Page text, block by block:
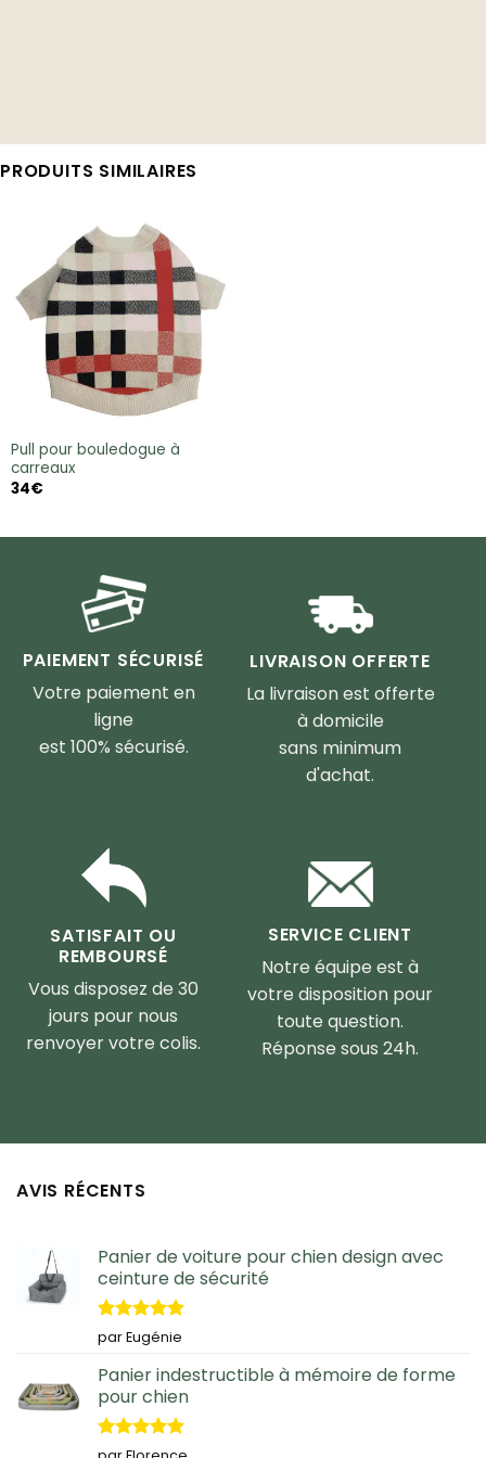
PRODUITS SIMILAIRES
Pull pour bouledogue à
carreaux
34€
PAIEMENT SÉCURISÉ
Votre paiement en
ligne
est 100% sécurisé.
LIVRAISON OFFERTE
La livraison est offerte
à domicile
sans minimum
d'achat.
SATISFAIT OU
REMBOURSÉ
Vous disposez de 30
jours pour nous
renvoyer votre colis.
SERVICE CLIENT
Notre équipe est à
votre disposition pour
toute question.
Réponse sous 24h.
AVIS RÉCENTS
Panier de voiture pour chien design avec
ceinture de sécurité
Note5sur
5
par Eugénie
Panier indestructible à mémoire de forme
pour chien
Note5sur